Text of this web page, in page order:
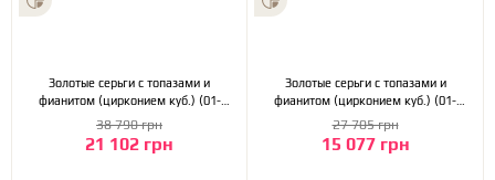
Золотые серьги с топазами и
фианитом (цирконием куб.) (01-
200773344)
21 102 грн
38 790 грн
Золотые серьги с топазами и
фианитом (цирконием куб.) (01-
200542654)
15 077 грн
27 705 грн